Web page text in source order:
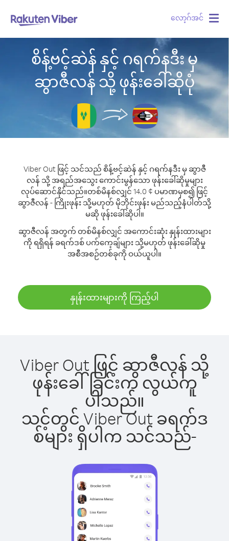
လော့ဂ်အင်
စိန့်ဗင့်ဆဲန် နှင့် ဂရက်နဒီး မှ
ဆွာဇီလန် သို့ ဖုန်းခေါ်ဆိုပုံ
Viber Out ဖြင့် သင်သည် စိန့်ဗင့်ဆဲန် နှင့် ဂရက်နဒီး မှ ဆွာဇီ
လန် သို့ အရည်အသွေး ကောင်းမွန်သော ဖုန်းခေါ်ဆိုမှုများ
လုပ်ဆောင်နိုင်သည်။တစ်မိနစ်လျှင် 14.0 ¢ ပမာဏမှစ၍ ဖြင့်
ဆွာဇီလန် - ကြိုးဖုန်း သို့မဟုတ် မိုဘိုင်းဖုန်း မည်သည့်နံပါတ်သို့
မဆို ဖုန်းခေါ်ဆိုပါ။
ဆွာဇီလန် အတွက် တစ်မိနစ်လျှင် အကောင်းဆုံး နှုန်းထားများ
ကို ရရှိရန် ခရက်ဒစ် ပက်ကေ့ချ်များ သို့မဟုတ် ဖုန်းခေါ်ဆိုမှု
အစီအစဉ်တစ်ခုကို ဝယ်ယူပါ။
နှုန်းထားများကို ကြည့်ပါ
Viber Out ဖြင့် ဆွာဇီလန် သို့
ဖုန်းခေါ်ခြင်းက လွယ်ကူ
ပါသည်။
သင့်တွင် Viber Out ခရက်ဒ
စ်များ ရှိပါက သင်သည်-